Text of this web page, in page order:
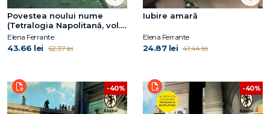
Povestea noului nume
(Tetralogia Napolitană, vol.
2)
Elena Ferrante
43.66 lei 62.37 lei
Iubire amară
Elena Ferrante
24.87 lei 41.44 lei
-40% -40%